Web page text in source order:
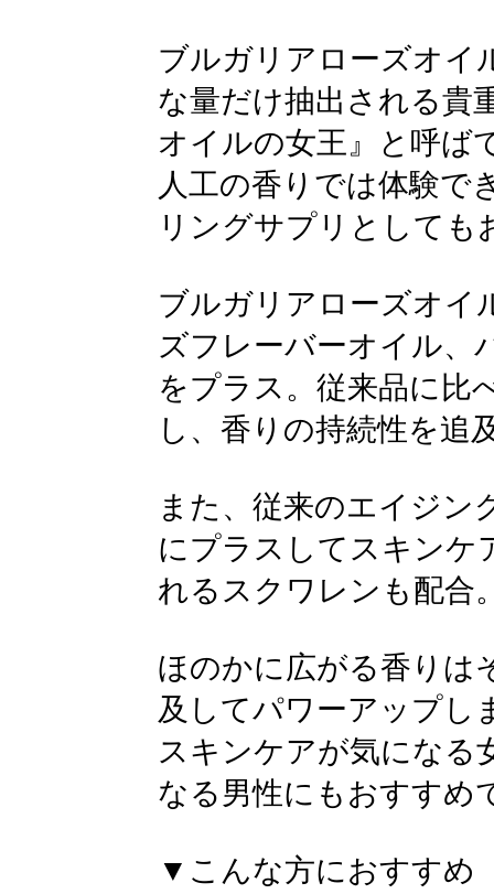
ブルガリアローズオイ
な量だけ抽出される貴
オイルの女王』と呼ば
人工の香りでは体験で
リングサプリとしても
ブルガリアローズオイ
ズフレーバーオイル、
をプラス。従来品に比
し、香りの持続性を追
また、従来のエイジン
にプラスしてスキンケ
れるスクワレンも配合
ほのかに広がる香りは
及してパワーアップし
スキンケアが気になる
なる男性にもおすすめ
▼こんな方におすすめ